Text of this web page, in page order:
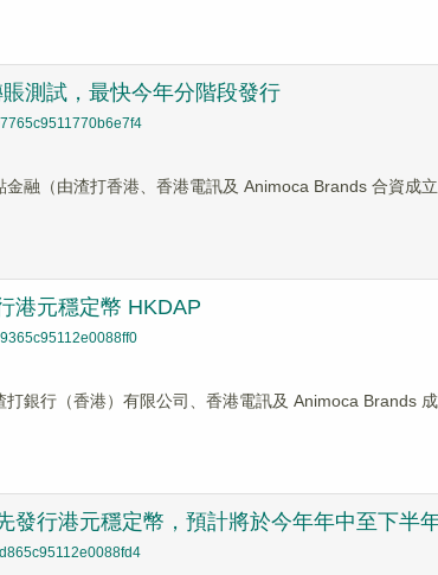
測試，最快今年分階段發行
融（由渣打香港、香港電訊及 Animoca Brands 合資成
港元穩定幣 HKDAP
銀行（香港）有限公司、香港電訊及 Animoca Brands
發行港元穩定幣，預計將於今年年中至下半